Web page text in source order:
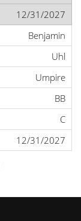
12/31/2027
Benjamin
Uhl
Umpire
BB
C
12/31/2027